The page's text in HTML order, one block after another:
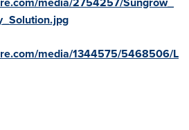
media/1344575/5468506/L